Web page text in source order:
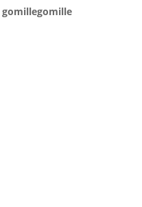
gomillegomille